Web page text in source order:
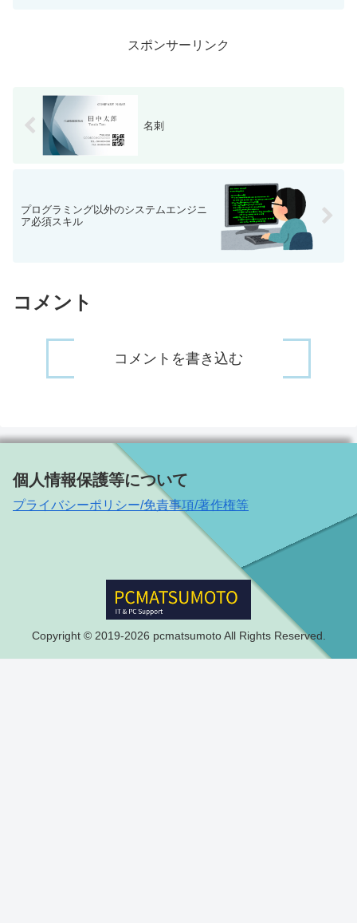
スポンサーリンク
名刺
プログラミング以外のシステムエンジニ
ア必須スキル
コメント
コメントを書き込む
個人情報保護等について
プライバシーポリシー/免責事項/著作権等
Copyright © 2019-2026 pcmatsumoto All Rights Reserved.